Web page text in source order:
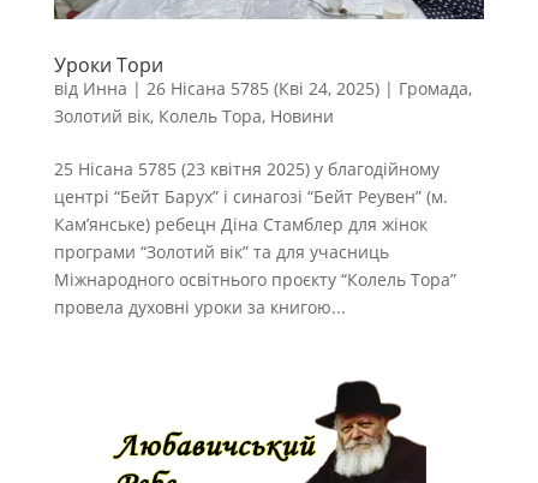
Уроки Тори
від Инна | 26 Нісана 5785 (Кві 24, 2025)| Громада,
Золотий вік, Колель Тора, Новини
25 Нісана 5785 (23 квітня 2025) у благодійному
центрі “Бейт Барух” і синагозі “Бейт Реувен” (м.
Кам’янське) ребецн Діна Стамблер для жінок
програми “Золотий вік” та для учасниць
Міжнародного освітнього проєкту “Колель Тора”
провела духовні уроки за книгою...